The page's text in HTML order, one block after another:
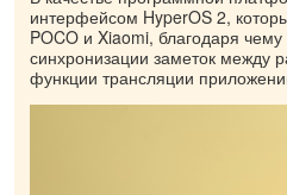
интерфейсом HyperOS 2,
POCO и Xiaomi, благодаря
синхронизации заметок между
функции трансляции